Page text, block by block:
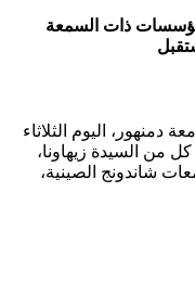
ذات السمعة
دمنهور، اليوم الثلاثاء
ضم كل من السيدة زيهاونا،
شاندونج الصينية،